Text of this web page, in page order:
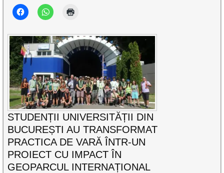
STUDENȚII UNIVERSITĂȚII DIN
BUCUREȘTI AU TRANSFORMAT
PRACTICA DE VARĂ ÎNTR-UN
PROIECT CU IMPACT ÎN
GEOPARCUL INTERNAȚIONAL